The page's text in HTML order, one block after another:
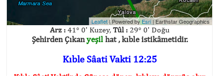
Leaflet| Powered byEsri |Earthstar Geographics
Arz :41° 0' Kuzey, Tûl :29° 0' Doğu
Şehirden Çıkanyeşilhat , kıble istikâmetidir.
Kıble Sâati Vakti 12:25